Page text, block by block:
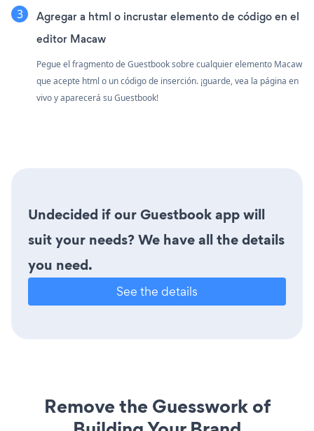
Agregar a html o incrustar elemento de código en el
editor Macaw
Pegue el fragmento de Guestbook sobre cualquier elemento Macaw
que acepte html o un código de inserción. ¡guarde, vea la página en
vivo y aparecerá su Guestbook!
Undecided if our Guestbook app will
suit your needs? We have all the details
you need.
See the details
Remove the Guesswork of